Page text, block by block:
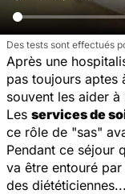
Des tests sont effectués
Après une
pas toujours aptes
souvent les aider
Les services de
ce rôle de "sas"
Pendant ce séjour
va être entouré
des diététiciennes...